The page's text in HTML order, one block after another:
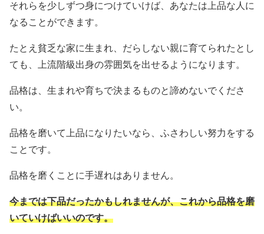
それらを少しずつ身につけていけば、あなたは上品な人に
なることができます。
たとえ貧乏な家に生まれ、だらしない親に育てられたとし
ても、上流階級出身の雰囲気を出せるようになります。
品格は、生まれや育ちで決まるものと諦めないでくださ
い。
品格を磨いて上品になりたいなら、ふさわしい努力をする
ことです。
品格を磨くことに手遅れはありません。
今までは下品だったかもしれませんが、これから品格を磨
いていけばいいのです。